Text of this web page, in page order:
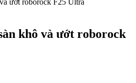
khô và ướt roborock